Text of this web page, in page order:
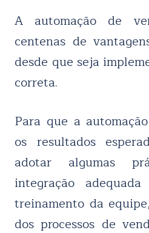
A automação de
centenas de
desde que seja
correta.
Para que a
os resultados
adotar algumas
integração
treinamento da
dos processos de